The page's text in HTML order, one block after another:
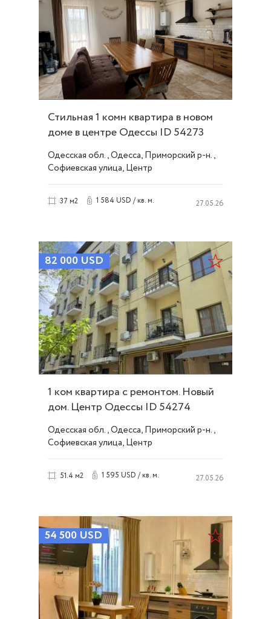
Стильная 1 комн квартира в новом
доме в центре Одессы ID 54273
Одесская обл., Одесса, Приморский р-н.,
Софиевская улица, Центр
37 м2 1 584 USD / кв. м. 27.05.26
82 000 USD
1 ком квартира с ремонтом. Новый
дом. Центр Одессы ID 54274
Одесская обл., Одесса, Приморский р-н.,
Софиевская улица, Центр
51.4 м2 1 595 USD / кв. м. 27.05.26
54 500 USD